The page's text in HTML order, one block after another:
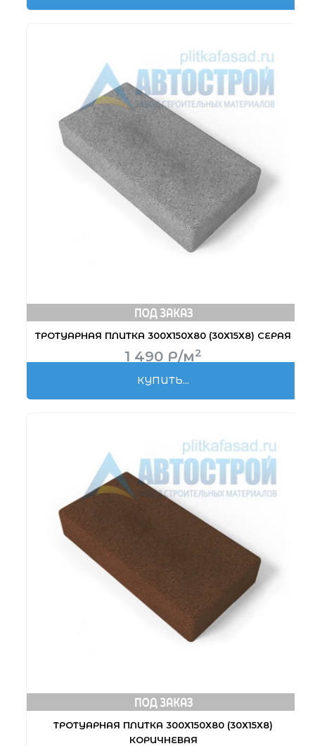
ТРОТУАРНАЯ ПЛИТКА 300Х150Х80 (30Х15Х8) СЕРАЯ
1 490 Р/м2
КУПИТЬ...
ТРОТУАРНАЯ ПЛИТКА 300Х150Х80 (30Х15Х8)
КОРИЧНЕВАЯ